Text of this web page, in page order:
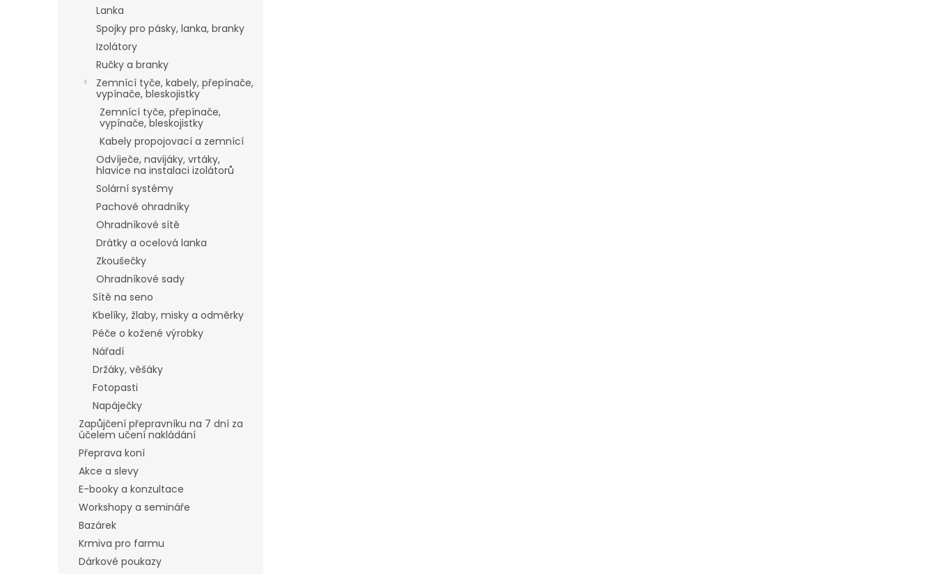
Lanka
Spojky pro pásky, lanka, branky
Izolátory
Ručky a branky
Zemnící tyče, kabely, přepínače,
vypínače, bleskojistky
Zemnící tyče, přepínače,
vypínače, bleskojistky
Kabely propojovací a zemnící
Odvíječe, navijáky, vrtáky,
hlavice na instalaci izolátorů
Solární systémy
Pachové ohradníky
Ohradníkové sítě
Drátky a ocelová lanka
Zkoušečky
Ohradníkové sady
Sítě na seno
Kbelíky, žlaby, misky a odměrky
Péče o kožené výrobky
Nářadí
Držáky, věšáky
Fotopasti
Napáječky
Zapůjčení přepravníku na 7 dní za
účelem učení nakládání
Přeprava koní
Akce a slevy
E-booky a konzultace
Workshopy a semináře
Bazárek
Krmiva pro farmu
Dárkové poukazy